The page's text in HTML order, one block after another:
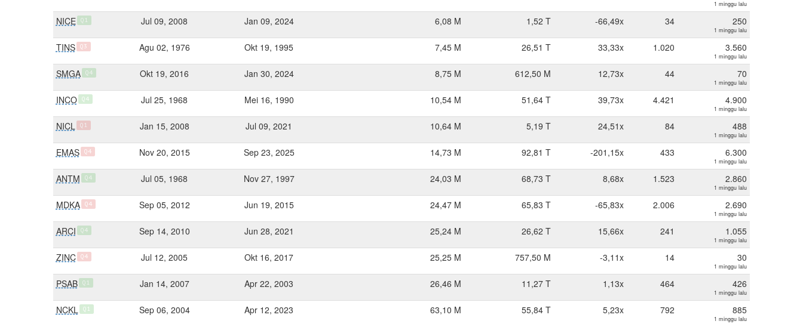
1 minggu lalu
NICE Q1 Jul 09, 2008 Jan 09, 2024 6,08 M 1,52 T -66,49x 34 250
1 minggu lalu
TINS Q3 Agu 02, 1976 Okt 19, 1995 7,45 M 26,51 T 33,33x 1.020 3.560
1 minggu lalu
SMGA Q4 Okt 19, 2016 Jan 30, 2024 8,75 M 612,50 M 12,73x 44 70
1 minggu lalu
INCO Q4 Jul 25, 1968 Mei 16, 1990 10,54 M 51,64 T 39,73x 4.421 4.900
1 minggu lalu
NICL Q1 Jan 15, 2008 Jul 09, 2021 10,64 M 5,19 T 24,51x 84 488
1 minggu lalu
EMAS Q4 Nov 20, 2015 Sep 23, 2025 14,73 M 92,81 T -201,15x 433 6.300
1 minggu lalu
ANTM Q4 Jul 05, 1968 Nov 27, 1997 24,03 M 68,73 T 8,68x 1.523 2.860
1 minggu lalu
MDKA Q4 Sep 05, 2012 Jun 19, 2015 24,47 M 65,83 T -65,83x 2.006 2.690
1 minggu lalu
ARCI Q4 Sep 14, 2010 Jun 28, 2021 25,24 M 26,62 T 15,66x 241 1.055
1 minggu lalu
ZINC Q4 Jul 12, 2005 Okt 16, 2017 25,25 M 757,50 M -3,11x 14 30
1 minggu lalu
PSAB Q1 Jan 14, 2007 Apr 22, 2003 26,46 M 11,27 T 1,13x 464 426
1 minggu lalu
NCKL Q1 Sep 06, 2004 Apr 12, 2023 63,10 M 55,84 T 5,23x 792 885
1 minggu lalu